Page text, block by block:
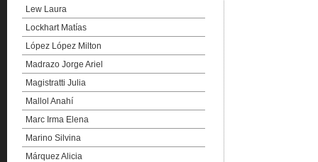
Lew Laura
Lockhart Matías
López López Milton
Madrazo Jorge Ariel
Magistratti Julia
Mallol Anahí
Marc Irma Elena
Marino Silvina
Márquez Alicia